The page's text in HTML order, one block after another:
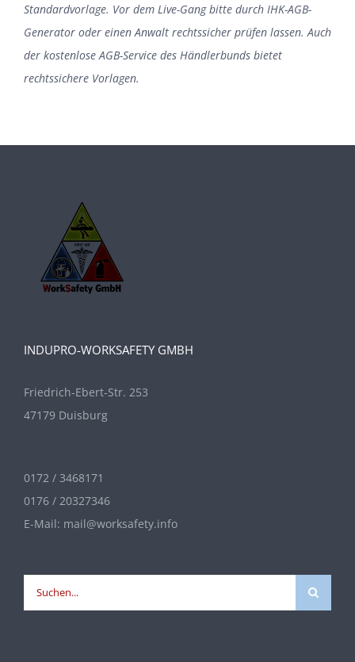
Standardvorlage. Vor dem Live-Gang bitte durch IHK-AGB-
Generator oder einen Anwalt rechtssicher prüfen lassen. Auch
der kostenloseAGB-Service des Händlerbunds bietet
rechtssichere Vorlagen.
INDUPRO-WORKSAFETY GMBH
Friedrich-Ebert-Str. 253
47179 Duisburg
0172 / 3468171
0176 / 20327346
E-Mail: mail@worksafety.info
Suche
nach: